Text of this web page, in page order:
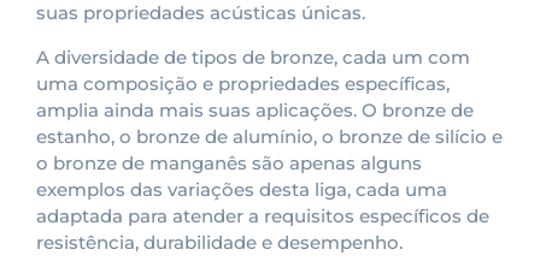
suas propriedades acústicas únicas.
A diversidade de tipos de bronze, cada um com
uma composição e propriedades específicas,
amplia ainda mais suas aplicações. O bronze de
estanho, o bronze de alumínio, o bronze de silício e
o bronze de manganês são apenas alguns
exemplos das variações desta liga, cada uma
adaptada para atender a requisitos específicos de
resistência, durabilidade e desempenho.